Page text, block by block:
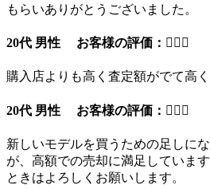
もらいありがとうございました。
20代 男性 お客様の評価：
購入店よりも高く査定額がでて高
20代 男性 お客様の評価：
新しいモデルを買うための足しに
が、高額での売却に満足していま
ときはよろしくお願いします。